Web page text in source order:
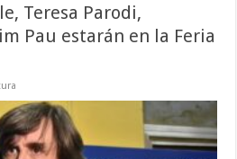
Teresa Parodi,
Pau estarán en la Feria